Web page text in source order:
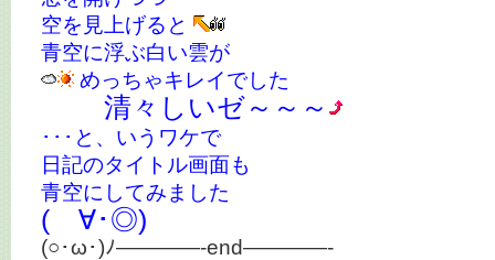
空を見上げると
青空に浮ぶ白い雲が
めっちゃキレイでした
清々しいゼ～～～
･･･と、いうワケで
日記のタイトル画面も
青空にしてみました
(ゝ∀･◎)
(○･ω･)ﾉ————-end————-